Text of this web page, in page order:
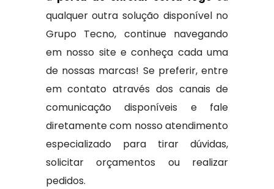
qualquer outra solução disponível no
Grupo Tecno, continue navegando
em nosso site e conheça cada uma
de nossas marcas! Se preferir, entre
em contato através dos canais de
comunicação disponíveis e fale
diretamente com nosso atendimento
especializado para tirar dúvidas,
solicitar orçamentos ou realizar
pedidos.